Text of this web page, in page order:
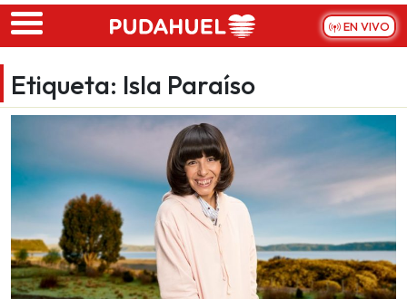
Skip to main content
EN VIVO
Etiqueta: Isla Paraíso